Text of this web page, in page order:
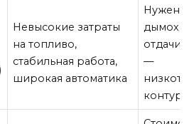
Невысокие затраты
на топливо,
стабильная работа,
широкая автоматика
Нужен
отдачи
—
контуры